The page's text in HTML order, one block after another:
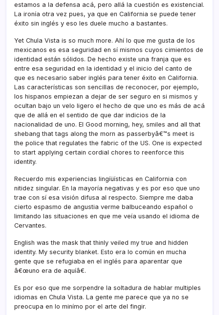
estamos a la defensa acá, pero allá la cuestión es existencial.
La ironí­a otra vez pues, ya que en California se puede tener
éxito sin inglés y eso les duele mucho a bastantes.
Yet Chula Vista is so much more. Ahí­ lo que me gusta de los
mexicanos es esa seguridad en sí­ mismos cuyos cimientos de
identidad están sólidos. De hecho existe una franja que es
entre esa seguridad en la identidad y el inicio del canto de
que es necesario saber inglés para tener éxito en California.
Las caracterí­sticas son sencillas de reconocer, por ejemplo,
los hispanos empiezan a dejar de ser seguro en si mismos y
ocultan bajo un velo ligero el hecho de que uno es más de acá
que de allá en el sentido de que dar indicios de la
nacionalidad de uno. El Good morning, hey, smiles and all that
shebang that tags along the morn as passerbyâ€™s meet is
the police that regulates the fabric of the US. One is expected
to start applying certain cordial chores to reenforce this
identity.
Recuerdo mis experiencias lingíüí­sticas en California con
nitidez singular. En la mayorí­a negativas y es por eso que uno
trae con sí­ esa visión difusa al respecto. Siempre me daba
cierto espasmo de angustia verme balbuceando español o
limitando las situaciones en que me veí­a usando el idioma de
Cervantes.
English was the mask that thinly veiled my true and hidden
identity. My security blanket. Esto era lo común en mucha
gente que se refugiaba en el inglés para aparentar que
â€œuno era de aquí­â€.
Es por eso que me sorpendre la soltadura de hablar multiples
idiomas en Chula Vista. La gente me parece que ya no se
preocupa en lo miní­mo por el arte del fingir.